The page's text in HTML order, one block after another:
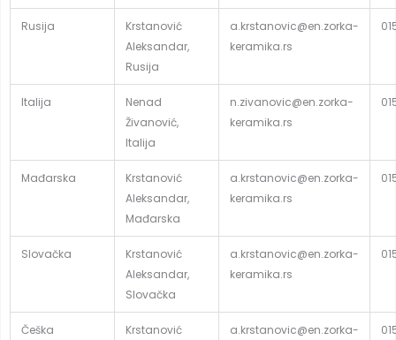
Rusija
Krstanović
Aleksandar,
Rusija
a.krstanovic@en.zorka-
keramika.rs
Italija
Nenad
Živanović,
Italija
n.zivanovic@en.zorka-
keramika.rs
Mađarska
Krstanović
Aleksandar,
Mađarska
a.krstanovic@en.zorka-
keramika.rs
Slovačka
Krstanović
Aleksandar,
Slovačka
a.krstanovic@en.zorka-
keramika.rs
Češka
Krstanović
a.krstanovic@en.zorka-